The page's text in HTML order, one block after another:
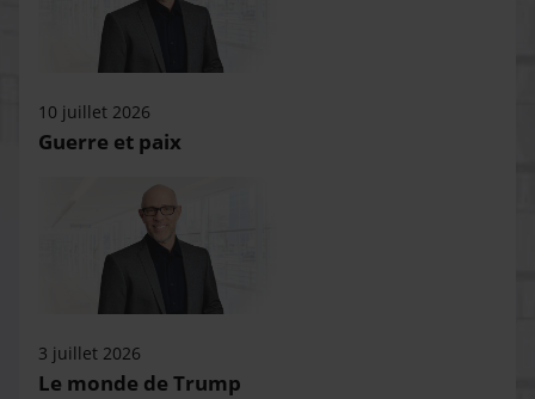
10 juillet 2026
Guerre et paix
3 juillet 2026
Le monde de Trump